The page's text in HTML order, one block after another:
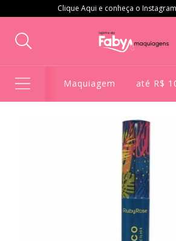
Clique Aqui e conheça o
Maquiagem até R$